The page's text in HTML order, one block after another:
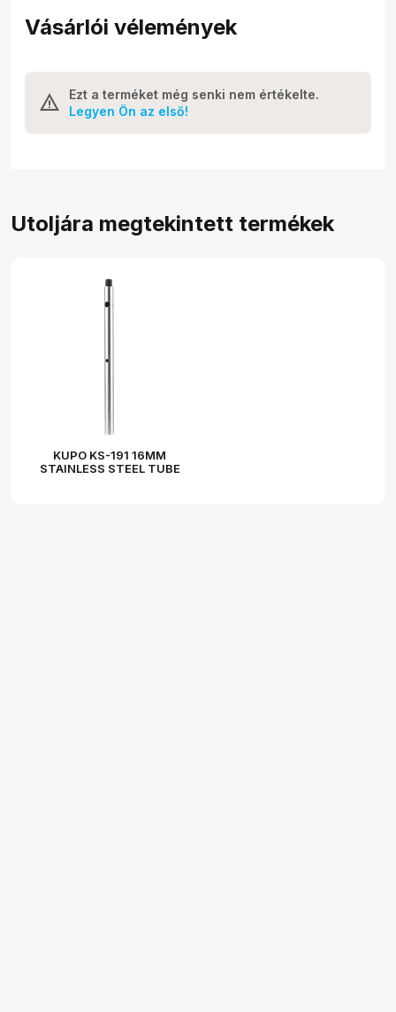
Vásárlói vélemények
Ezt a terméket még senki nem értékelte.
Legyen Ön az első!
Utoljára megtekintett termékek
KUPO KS-191 16MM
STAINLESS STEEL TUBE